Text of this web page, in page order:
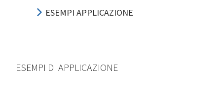
ESEMPI APPLICAZIONE
ESEMPI DI APPLICAZIONE